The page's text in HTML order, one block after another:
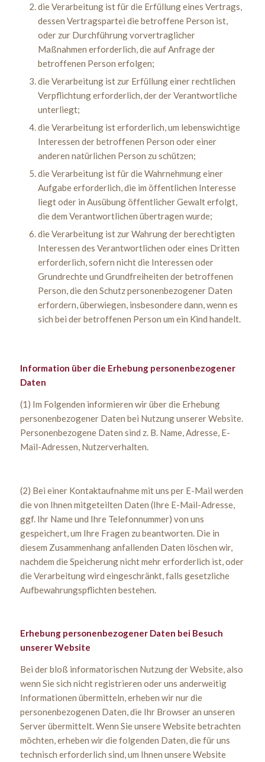
die Verarbeitung ist für die Erfüllung eines Vertrags,
dessen Vertragspartei die betroffene Person ist,
oder zur Durchführung vorvertraglicher
Maßnahmen erforderlich, die auf Anfrage der
betroffenen Person erfolgen;
die Verarbeitung ist zur Erfüllung einer rechtlichen
Verpflichtung erforderlich, der der Verantwortliche
unterliegt;
die Verarbeitung ist erforderlich, um lebenswichtige
Interessen der betroffenen Person oder einer
anderen natürlichen Person zu schützen;
die Verarbeitung ist für die Wahrnehmung einer
Aufgabe erforderlich, die im öffentlichen Interesse
liegt oder in Ausübung öffentlicher Gewalt erfolgt,
die dem Verantwortlichen übertragen wurde;
die Verarbeitung ist zur Wahrung der berechtigten
Interessen des Verantwortlichen oder eines Dritten
erforderlich, sofern nicht die Interessen oder
Grundrechte und Grundfreiheiten der betroffenen
Person, die den Schutz personenbezogener Daten
erfordern, überwiegen, insbesondere dann, wenn es
sich bei der betroffenen Person um ein Kind handelt.
Information über die Erhebung personenbezogener
Daten
(1) Im Folgenden informieren wir über die Erhebung
personenbezogener Daten bei Nutzung unserer Website.
Personenbezogene Daten sind z. B. Name, Adresse, E-
Mail-Adressen, Nutzerverhalten.
(2) Bei einer Kontaktaufnahme mit uns per E-Mail werden
die von Ihnen mitgeteilten Daten (Ihre E-Mail-Adresse,
ggf. Ihr Name und Ihre Telefonnummer) von uns
gespeichert, um Ihre Fragen zu beantworten. Die in
diesem Zusammenhang anfallenden Daten löschen wir,
nachdem die Speicherung nicht mehr erforderlich ist, oder
die Verarbeitung wird eingeschränkt, falls gesetzliche
Aufbewahrungspflichten bestehen.
Erhebung personenbezogener Daten bei Besuch
unserer Website
Bei der bloß informatorischen Nutzung der Website, also
wenn Sie sich nicht registrieren oder uns anderweitig
Informationen übermitteln, erheben wir nur die
personenbezogenen Daten, die Ihr Browser an unseren
Server übermittelt. Wenn Sie unsere Website betrachten
möchten, erheben wir die folgenden Daten, die für uns
technisch erforderlich sind, um Ihnen unsere Website